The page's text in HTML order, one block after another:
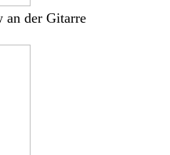
an der Gitarre